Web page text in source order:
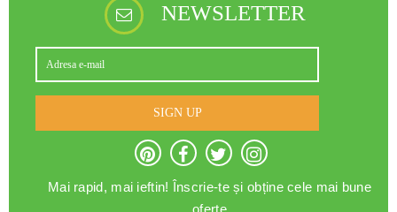
NEWSLETTER
SIGN UP
Mai rapid, mai ieftin! Înscrie-te și obține cele mai bune